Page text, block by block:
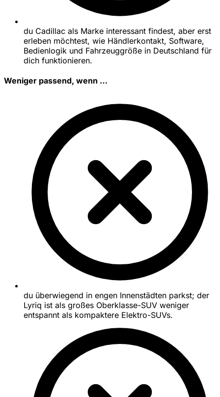
du Cadillac als Marke interessant findest, aber erst
erleben möchtest, wie Händlerkontakt, Software,
Bedienlogik und Fahrzeuggröße in Deutschland für
dich funktionieren.
Weniger passend, wenn …
du überwiegend in engen Innenstädten parkst; der
Lyriq ist als großes Oberklasse-SUV weniger
entspannt als kompaktere Elektro-SUVs.